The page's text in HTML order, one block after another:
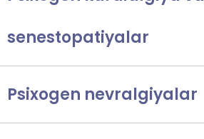
senestopatiyalar
Psixogen nevralgiyalar